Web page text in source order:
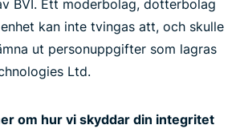
BVI. Ett moderbolag, dotterbolag
kan inte tvingas att, och skulle
ut personuppgifter som lagras
Ltd.
om hur vi skyddar din integritet